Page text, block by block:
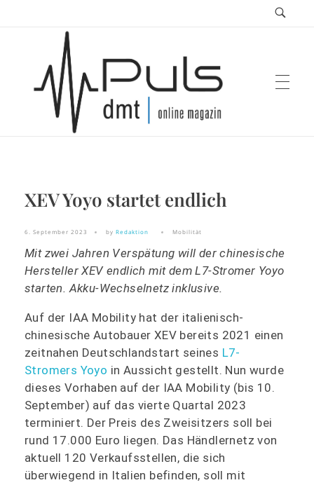
Puls Magazin
Zukunft der Mobilität
XEV Yoyo startet endlich
6. September 2023 by Redaktion Mobilität
Mit zwei Jahren Verspätung will der chinesische
Hersteller XEV endlich mit dem L7-Stromer Yoyo
starten. Akku-Wechselnetz inklusive.
Auf der IAA Mobility hat der italienisch-
chinesische Autobauer XEV bereits 2021 einen
zeitnahen Deutschlandstart seines L7-
Stromers Yoyo in Aussicht gestellt. Nun wurde
dieses Vorhaben auf der IAA Mobility (bis 10.
September) auf das vierte Quartal 2023
terminiert. Der Preis des Zweisitzers soll bei
rund 17.000 Euro liegen. Das Händlernetz von
aktuell 120 Verkaufsstellen, die sich
überwiegend in Italien befinden, soll mit